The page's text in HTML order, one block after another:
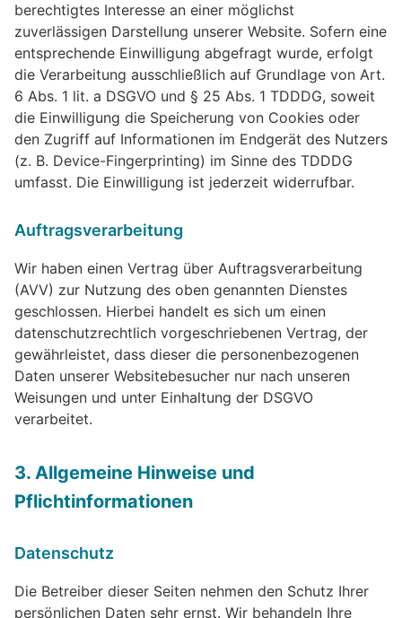
berechtigtes Interesse an einer möglichst
zuverlässigen Darstellung unserer Website. Sofern eine
entsprechende Einwilligung abgefragt wurde, erfolgt
die Verarbeitung ausschließlich auf Grundlage von Art.
6 Abs. 1 lit. a DSGVO und § 25 Abs. 1 TDDDG, soweit
die Einwilligung die Speicherung von Cookies oder
den Zugriff auf Informationen im Endgerät des Nutzers
(z. B. Device-Fingerprinting) im Sinne des TDDDG
umfasst. Die Einwilligung ist jederzeit widerrufbar.
Auftragsverarbeitung
Wir haben einen Vertrag über Auftragsverarbeitung
(AVV) zur Nutzung des oben genannten Dienstes
geschlossen. Hierbei handelt es sich um einen
datenschutzrechtlich vorgeschriebenen Vertrag, der
gewährleistet, dass dieser die personenbezogenen
Daten unserer Websitebesucher nur nach unseren
Weisungen und unter Einhaltung der DSGVO
verarbeitet.
3. Allgemeine Hinweise und
Pflichtinformationen
Datenschutz
Die Betreiber dieser Seiten nehmen den Schutz Ihrer
persönlichen Daten sehr ernst. Wir behandeln Ihre